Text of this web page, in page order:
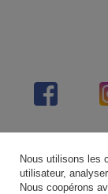
| Evaluation
Nous utilisons les
utilisateur,
Nous coopérons